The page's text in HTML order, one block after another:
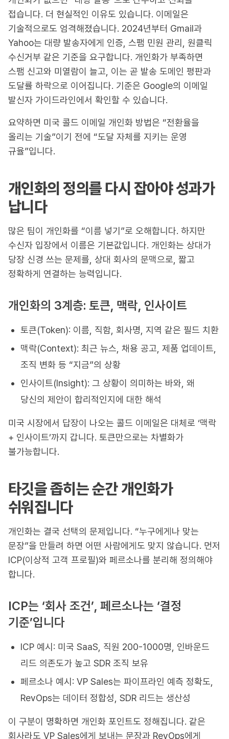
접습니다. 더 현실적인 이유도 있습니다. 이메일은
기술적으로도 엄격해졌습니다. 2024년부터 Gmail과
Yahoo는 대량 발송자에게 인증, 스팸 민원 관리, 원클릭
수신거부 같은 기준을 요구합니다. 개인화가 부족하면
스팸 신고와 미열람이 늘고, 이는 곧 발송 도메인 평판과
도달률 하락으로 이어집니다. 기준은 Google의 이메일
발신자 가이드라인에서 확인할 수 있습니다.
요약하면 미국 콜드 이메일 개인화 방법은 “전환율을
올리는 기술”이기 전에 “도달 자체를 지키는 운영
규율”입니다.
개인화의 정의를 다시 잡아야 성과가
납니다
많은 팀이 개인화를 “이름 넣기”로 오해합니다. 하지만
수신자 입장에서 이름은 기본값입니다. 개인화는 상대가
당장 신경 쓰는 문제를, 상대 회사의 문맥으로, 짧고
정확하게 연결하는 능력입니다.
개인화의 3계층: 토큰, 맥락, 인사이트
토큰(Token): 이름, 직함, 회사명, 지역 같은 필드 치환
맥락(Context): 최근 뉴스, 채용 공고, 제품 업데이트,
조직 변화 등 “지금”의 상황
인사이트(Insight): 그 상황이 의미하는 바와, 왜
당신의 제안이 합리적인지에 대한 해석
미국 시장에서 답장이 나오는 콜드 이메일은 대체로 ‘맥락
+ 인사이트’까지 갑니다. 토큰만으로는 차별화가
불가능합니다.
타깃을 좁히는 순간 개인화가
쉬워집니다
개인화는 결국 선택의 문제입니다. “누구에게나 맞는
문장”을 만들려 하면 어떤 사람에게도 맞지 않습니다. 먼저
ICP(이상적 고객 프로필)와 페르소나를 분리해 정의해야
합니다.
ICP는 ‘회사 조건’, 페르소나는 ‘결정
기준’입니다
ICP 예시: 미국 SaaS, 직원 200-1000명, 인바운드
리드 의존도가 높고 SDR 조직 보유
페르소나 예시: VP Sales는 파이프라인 예측 정확도,
RevOps는 데이터 정합성, SDR 리드는 생산성
이 구분이 명확하면 개인화 포인트도 정해집니다. 같은
회사라도 VP Sales에게 보내는 문장과 RevOps에게